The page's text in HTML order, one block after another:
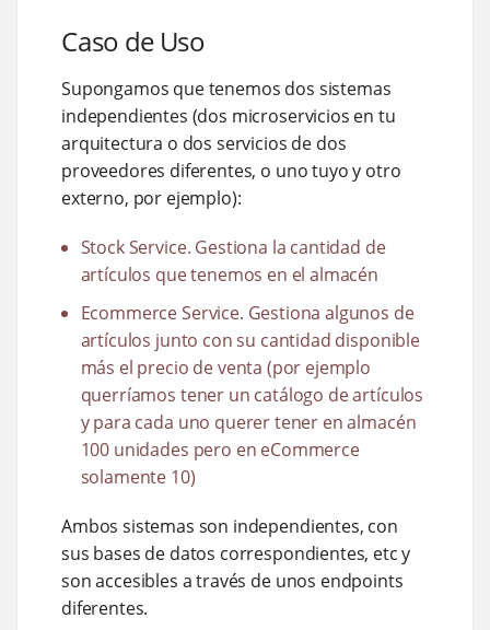
Caso de Uso
Supongamos que tenemos dos sistemas
independientes (dos microservicios en tu
arquitectura o dos servicios de dos
proveedores diferentes, o uno tuyo y otro
externo, por ejemplo):
Stock Service. Gestiona la cantidad de
artículos que tenemos en el almacén
Ecommerce Service. Gestiona algunos de
artículos junto con su cantidad disponible
más el precio de venta (por ejemplo
querríamos tener un catálogo de artículos
y para cada uno querer tener en almacén
100 unidades pero en eCommerce
solamente 10)
Ambos sistemas son independientes, con
sus bases de datos correspondientes, etc y
son accesibles a través de unos endpoints
diferentes.